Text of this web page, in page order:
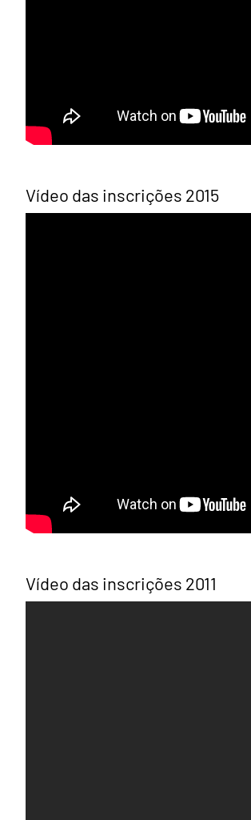
Vídeo das inscrições 2015
Vídeo das inscrições 2011